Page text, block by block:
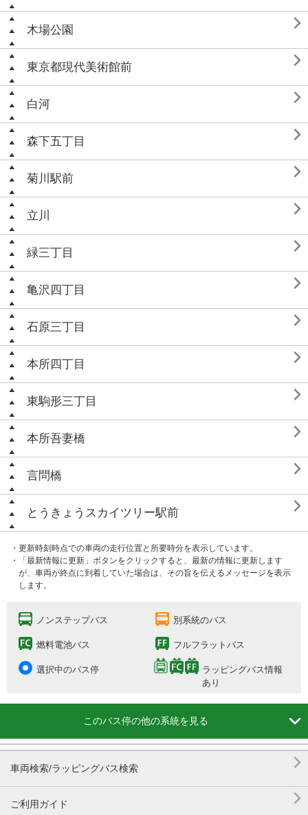
木場公園 
東京都現代美術館前 
白河 
森下五丁目 
菊川駅前 
立川 
緑三丁目 
亀沢四丁目 
石原三丁目 
本所四丁目 
東駒形三丁目 
本所吾妻橋 
言問橋 
とうきょうスカイツリー駅前 
・更新時刻時点での車両の走行位置と所要時分を表示しています。
・「最新情報に更新」ボタンをクリックすると、最新の情報に更新します
が、車両が終点に到着していた場合は、その旨を伝えるメッセージを表示
します。
ノンステップバス 別系統のバス
燃料電池バス フルフラットバス
選択中のバス停
ラッピングバス情報
あり
このバス停の他の系統を見る 
車両検索/ラッピングバス検索 
ご利用ガイド 